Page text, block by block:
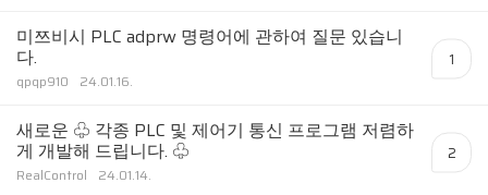
미쯔비시 PLC adprw 명령어에 관하여 질문 있습니
다.
qpqp910 24.01.16.
1
새로운 ♧ 각종 PLC 및 제어기 통신 프로그램 저렴하
게 개발해 드립니다. ♧
RealControl 24.01.14.
2